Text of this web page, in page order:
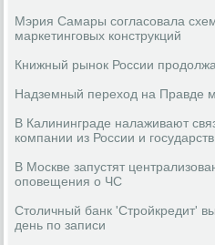
Мэрия Самары согласовала
маркетинговых конструкций
Книжный рынок России
Надземный переход на Правде
В Калининграде налаживают
компании из России и
В Москве запустят
оповещения о ЧС
Столичный банк 'Стройкредит'
день по записи